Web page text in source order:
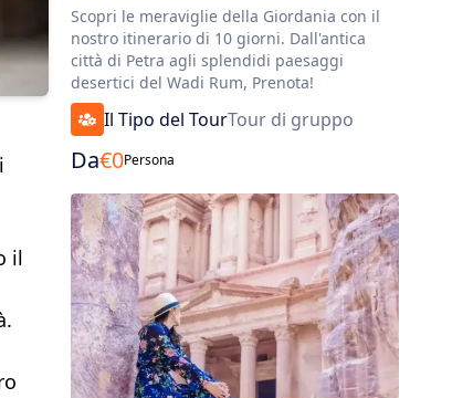
il
Scopri le meraviglie della Giordania con il
nostro itinerario di 10 giorni. Dall'antica
città di Petra agli splendidi paesaggi
desertici del Wadi Rum, Prenota!
Il Tipo del TourTour di gruppo
Da€0Persona